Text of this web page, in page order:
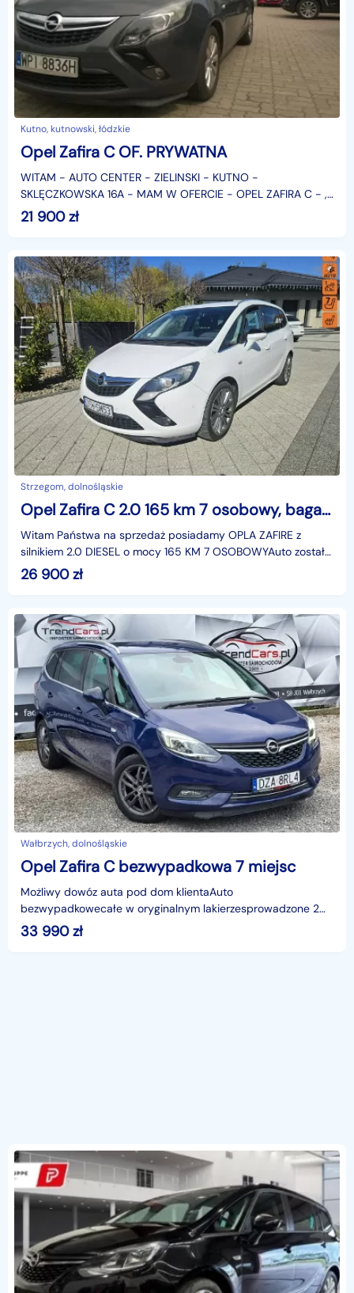
Kutno, kutnowski, łódzkie
Opel Zafira C OF. PRYWATNA
WITAM - AUTO CENTER - ZIELINSKI - KUTNO -
SKLĘCZKOWSKA 16A - MAM W OFERCIE - OPEL ZAFIRA C - ,
PIĘKNY CIEMNY MIENIĄCY SIE GRAFIT MET. - 5 OSOBOWY -
21 900zł
Strzegom, dolnośląskie
Opel Zafira C 2.0 165 km 7 osobowy, bagażnik na rowery, parktronik
Witam Państwa na sprzedaż posiadamy OPLA ZAFIRE z
silnikiem 2.0 DIESEL o mocy 165 KM 7 OSOBOWYAuto zostało
sprowadzone z Niemiec, zarejestrowane w PolsceKupują
26 900zł
Wałbrzych, dolnośląskie
Opel Zafira C bezwypadkowa 7 miejsc
Możliwy dowóz auta pod dom klientaAuto
bezwypadkowecałe w oryginalnym lakierzesprowadzone 2
lata temu z BelgiiI właściciel w Polscestan techniczny i
33 990zł